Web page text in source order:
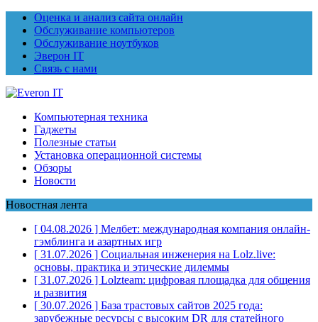
Оценка и анализ сайта онлайн
Обслуживание компьютеров
Обслуживание ноутбуков
Эверон IT
Связь с нами
Компьютерная техника
Гаджеты
Полезные статьи
Установка операционной системы
Обзоры
Новости
Новостная лента
[ 04.08.2026 ] Мелбет: международная компания онлайн-
гэмблинга и азартных игр
[ 31.07.2026 ] Социальная инженерия на Lolz.live:
основы, практика и этические дилеммы
[ 31.07.2026 ] Lolzteam: цифровая площадка для общения
и развития
[ 30.07.2026 ] База трастовых сайтов 2025 года:
зарубежные ресурсы с высоким DR для статейного